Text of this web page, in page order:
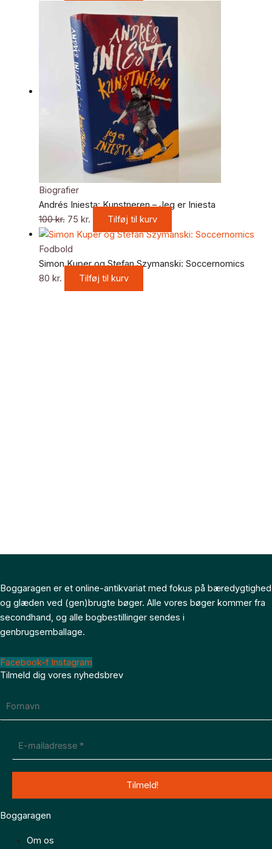
Biografier
Andrés Iniesta: Kunstneren – Jeg er Iniesta
100kr. 75 kr. Tilføj til kurv
Fodbold
Simon Kuper og Stefan Szymanski: Soccernomics
80 kr. Tilføj til kurv
Boggaragen er et online-antikvariat med fokus på bæredygtighed
og glæden ved (gen)brugte bøger. Alle vores bøger kommer fra
secondhand, og alle bogbestillinger sendes i
genbrugsemballage.
Facebook-f Instagram
Tilmeld dig vores nyhedsbrev
Boggaragen
Om os